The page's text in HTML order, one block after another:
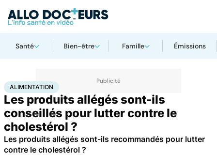
Santé Bien-être Famille Émissions
AccueilSantéMaladies Alimentation
ALIMENTATION
Les produits allégés sont-ils
conseillés pour lutter contre le
cholestérol ?
Les produits allégés sont-ils recommandés pour lutter
contre le cholestérol ?